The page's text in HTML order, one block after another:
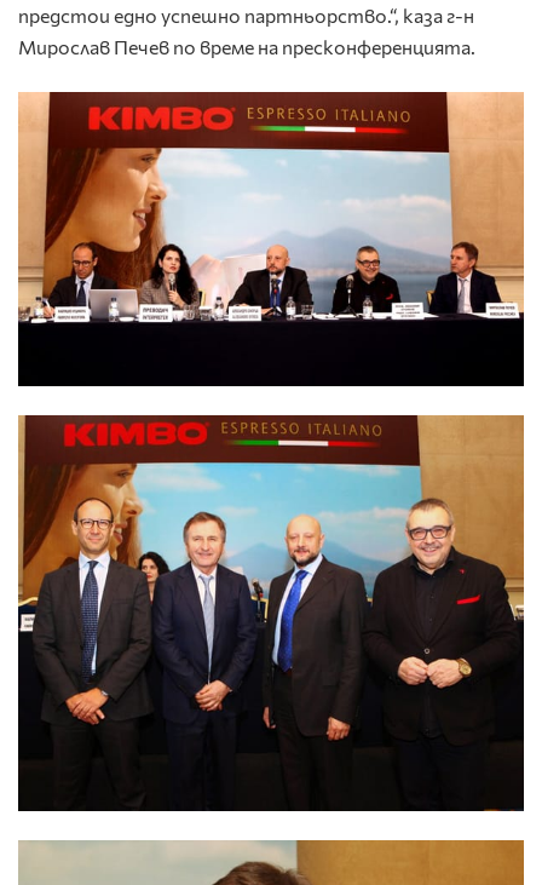
предстои едно успешно партньорство.“, каза г-н
Мирослав Печев по време на пресконференцията.